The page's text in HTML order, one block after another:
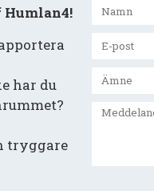
har du
tryggare